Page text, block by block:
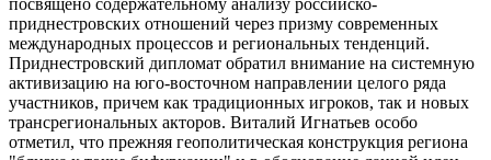
посвящено содержательному анализу российско-
приднестровских отношений через призму современных
международных процессов и региональных тенденций.
Приднестровский дипломат обратил внимание на системную
активизацию на юго-восточном направлении целого ряда
участников, причем как традиционных игроков, так и новых
трансрегиональных акторов. Виталий Игнатьев особо
отметил, что прежняя геополитическая конструкция региона